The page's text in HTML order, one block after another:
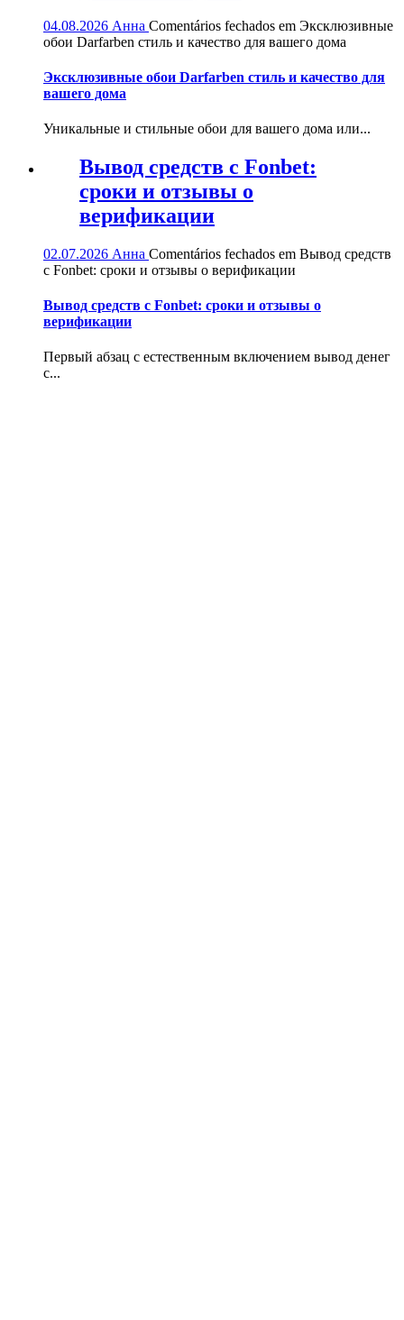
04.08.2026 Анна Comentários fechados em Эксклюзивные
обои Darfarben стиль и качество для вашего дома
Эксклюзивные обои Darfarben стиль и качество для
вашего дома
Уникальные и стильные обои для вашего дома или...
Вывод средств с Fonbet:
сроки и отзывы о
верификации
02.07.2026 Анна Comentários fechados em Вывод средств
с Fonbet: сроки и отзывы о верификации
Вывод средств с Fonbet: сроки и отзывы о
верификации
Первый абзац с естественным включением вывод денег
с...